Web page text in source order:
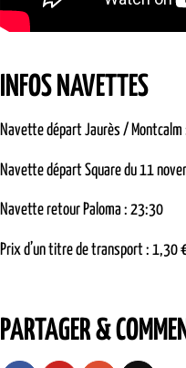
INFOS NAVETTES
Navette départ Jaurès /
Navette départ Square du 11
Navette retour Paloma : 23:30
Prix d’un titre de transport : 1,30
PARTAGER &